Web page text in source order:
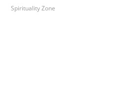
Spirituality Zone